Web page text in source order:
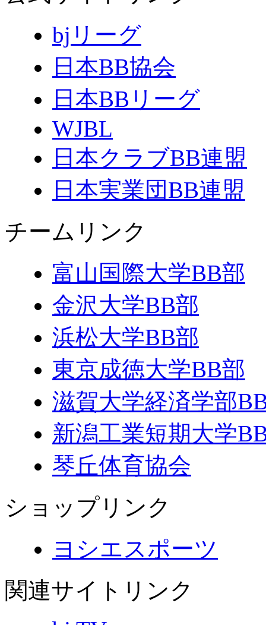
bjリーグ
日本BB協会
日本BBリーグ
WJBL
日本クラブBB連盟
日本実業団BB連盟
チームリンク
富山国際大学BB部
金沢大学BB部
浜松大学BB部
東京成徳大学BB部
滋賀大学経済学部
新潟工業短期大学
琴丘体育協会
ショップリンク
ヨシエスポーツ
関連サイトリンク